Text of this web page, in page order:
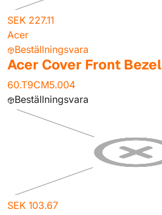
SEK 227.11
Acer
Beställningsvara
Acer Cover Front Bezel
60.T9CM5.004
Beställningsvara
SEK 103.67